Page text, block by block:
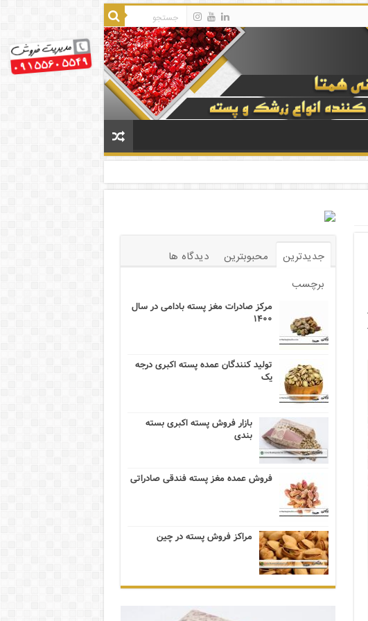
جدیدترین محبوبترین
دیدگاه ها
برچسب
مرکز صادرات مغز پسته بادامی در سال
۱۴۰۰
تولید کنندگان عمده پسته اکبری درجه
یک
بازار فروش پسته اکبری بسته
بندی
فروش عمده مغز پسته فندقی صادراتی
مراکز فروش پسته در چین